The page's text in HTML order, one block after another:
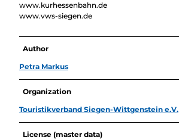
www.kurhessenbahn.de
www.vws-siegen.de
Author
Petra Markus
Organization
Touristikverband Siegen-Wittgenstein e.V.
License (master data)